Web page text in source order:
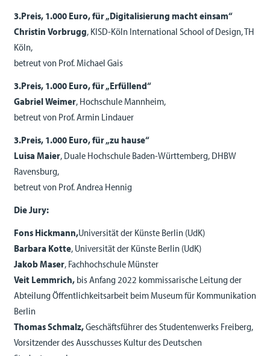
3.Preis, 1.000 Euro, für „Digitalisierung macht einsam“
Christin Vorbrugg, KISD-Köln International School of Design, TH
Köln,
betreut von Prof. Michael Gais
3.Preis, 1.000 Euro, für „Erfüllend“
Gabriel Weimer, Hochschule Mannheim,
betreut von Prof. Armin Lindauer
3.Preis, 1.000 Euro, für „zu hause“
Luisa Maier, Duale Hochschule Baden-Württemberg, DHBW
Ravensburg,
betreut von Prof. Andrea Hennig
Die Jury:
Fons Hickmann,Universität der Künste Berlin (UdK)
Barbara Kotte, Universität der Künste Berlin (UdK)
Jakob Maser, Fachhochschule Münster
Veit Lemmrich, bis Anfang 2022 kommissarische Leitung der
Abteilung Öffentlichkeitsarbeit beim Museum für Kommunikation
Berlin
Thomas Schmalz,Geschäftsführer des Studentenwerks Freiberg,
Vorsitzender des Ausschusses Kultur des Deutschen